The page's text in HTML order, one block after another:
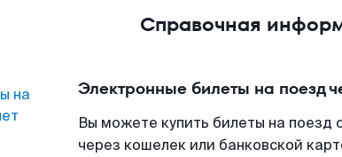
Справочная
на
Электронные билеты на поезд
Вы можете купить билеты на
через кошелек или банковской